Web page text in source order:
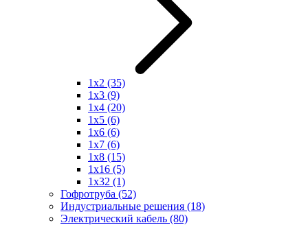
1x2 (35)
1x3 (9)
1x4 (20)
1x5 (6)
1x6 (6)
1x7 (6)
1x8 (15)
1x16 (5)
1x32 (1)
Гофротруба (52)
Индустриальные решения (18)
Электрический кабель (80)